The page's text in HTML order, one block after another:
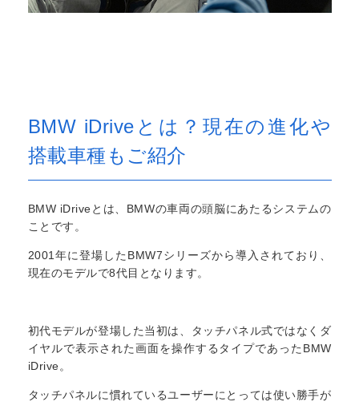
BMW iDriveとは？現在の進化や
搭載車種もご紹介
BMW iDriveとは、BMWの車両の頭脳にあたるシステムの
ことです。
2001年に登場したBMW7シリーズから導入されており、
現在のモデルで8代目となります。
初代モデルが登場した当初は、タッチパネル式ではなくダ
イヤルで表示された画面を操作するタイプであったBMW
iDrive。
タッチパネルに慣れているユーザーにとっては使い勝手が